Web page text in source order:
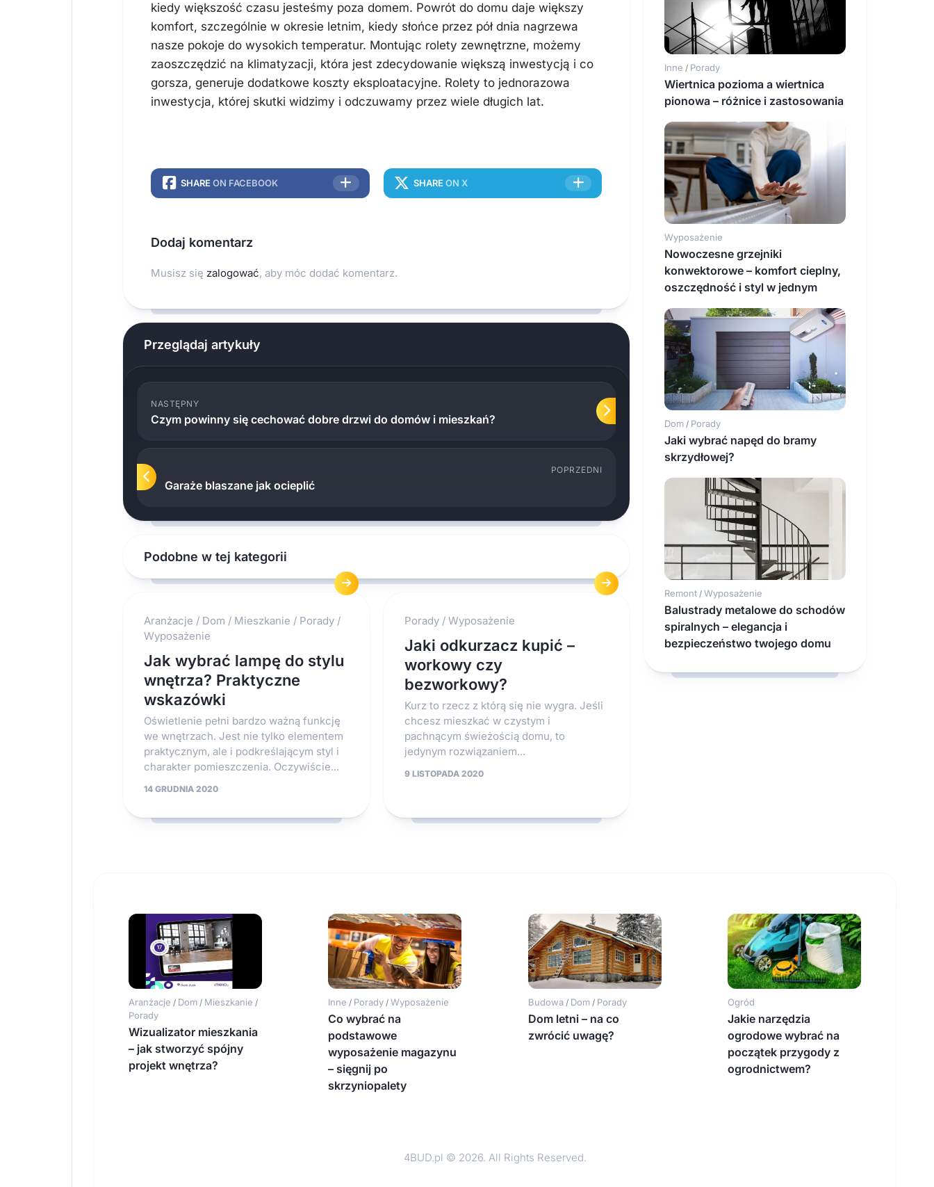
kiedy większość czasu jesteśmy poza domem. Powrót do domu daje większy
komfort, szczególnie w okresie letnim, kiedy słońce przez pół dnia nagrzewa
nasze pokoje do wysokich temperatur. Montując rolety zewnętrzne, możemy
zaoszczędzić na klimatyzacji, która jest zdecydowanie większą inwestycją i co
gorsza, generuje dodatkowe koszty eksploatacyjne. Rolety to jednorazowa
inwestycja, której skutki widzimy i odczuwamy przez wiele długich lat.
SHARE ON FACEBOOK SHARE ON X
Dodaj komentarz
Musisz się zalogować, aby móc dodać komentarz.
Przeglądaj artykuły
NASTĘPNY
Czym powinny się cechować dobre drzwi do domów i mieszkań?
POPRZEDNI
Garaże blaszane jak ocieplić
Podobne w tej kategorii
Aranżacje / Dom / Mieszkanie / Porady /
Wyposażenie
Jak wybrać lampę do stylu
wnętrza? Praktyczne
wskazówki
Oświetlenie pełni bardzo ważną funkcję
we wnętrzach. Jest nie tylko elementem
praktycznym, ale i podkreślającym styl i
charakter pomieszczenia. Oczywiście...
14 GRUDNIA 2020
Porady/ Wyposażenie
Jaki odkurzacz kupić –
workowy czy
bezworkowy?
Kurz to rzecz z którą się nie wygra. Jeśli
chcesz mieszkać w czystym i
pachnącym świeżością domu, to
jedynym rozwiązaniem...
9 LISTOPADA 2020
Inne / Porady
Wiertnica pozioma a wiertnica
pionowa – różnice i zastosowania
Wyposażenie
Nowoczesne grzejniki
konwektorowe – komfort cieplny,
oszczędność i styl w jednym
Dom / Porady
Jaki wybrać napęd do bramy
skrzydłowej?
Remont / Wyposażenie
Balustrady metalowe do schodów
spiralnych – elegancja i
bezpieczeństwo twojego domu
Aranżacje / Dom / Mieszkanie /
Porady
Wizualizator mieszkania
– jak stworzyć spójny
projekt wnętrza?
Inne / Porady /Wyposażenie
Co wybrać na
podstawowe
wyposażenie magazynu
– sięgnij po
skrzyniopalety
Budowa/ Dom/ Porady
Dom letni – na co
zwrócić uwagę?
Ogród
Jakie narzędzia
ogrodowe wybrać na
początek przygody z
ogrodnictwem?
4BUD.pl © 2026. All Rights Reserved.